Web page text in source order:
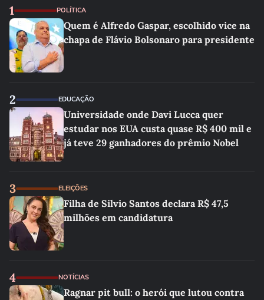
1 POLÍTICA
Quem é Alfredo Gaspar, escolhido vice na
chapa de Flávio Bolsonaro para presidente
2 EDUCAÇÃO
Universidade onde Davi Lucca quer
estudar nos EUA custa quase R$ 400 mil e
já teve 29 ganhadores do prêmio Nobel
3 ELEIÇÕES
Filha de Silvio Santos declara R$ 47,5
milhões em candidatura
4 NOTÍCIAS
Ragnar pit bull: o herói que lutou contra